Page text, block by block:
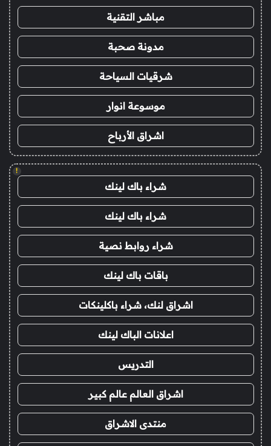
مباشر التقنية
مدونة صحبة
شرقيات السياحة
موسوعة انوار
اشراق الأرباح
!
شراء باك لينك
شراء باك لينك
شراء روابط نصية
باقات باك لينك
اشراق لنك، شراء باكلينكات
اعلانات الباك لينك
التدريس
اشراق العالم عالم كبير
منتدى الاشراق